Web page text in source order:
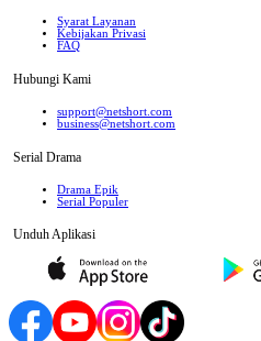
Syarat Layanan
Kebijakan Privasi
FAQ
Hubungi Kami
support@netshort.com
business@netshort.com
Serial Drama
Drama Epik
Serial Populer
Unduh Aplikasi